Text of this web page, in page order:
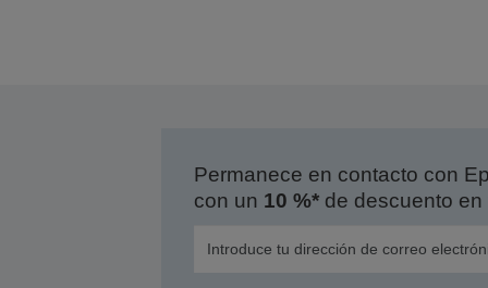
Permanece en contacto con
con un 10 %*de descuento en